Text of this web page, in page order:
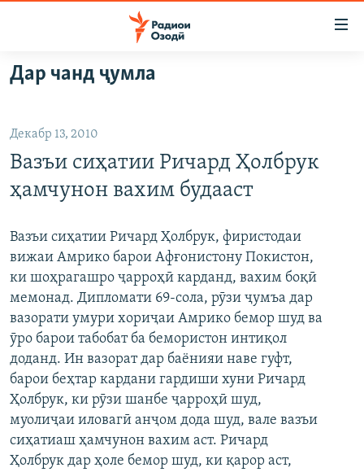
Ҷаҳиш
ба
аслӣ
Ҷаҳиш
ба
феҳристи
Ҷаҳиш
ГӮШАҲО
ҚАЗИЯИ "КРОКУС"
ОСИЁИ МАРКАЗӢ
ФАРҲАНГ
МЕҲМОНИ ОЗОДӢ
ВАРЗИШ
РӮЗГОРИ МУҲОҶИР
САЛОМ, ХОҲАР
ТАҲҚИҚОТ
ҶАНГ ДАР УКРАИНА
НАЗАРИ МАРДУМ
БЛОГИСТОН
ОЗОДӢ ОНЛАЙН
ЧАНДРАСОНАӢ
ВИДЕО
НИГОРИСТОН
ГУЗОРИШҲОИ РАДИОӢ
РӮЙХАТҲО
КИТОБҲОИ ОЗОДӢ
Русский
ПАЙГИРӢ КУНЕД
Дар чанд ҷумла
Декабр 13, 2010
Вазъи сиҳатии Ричард Ҳолбрук
ҳамчунон вахим будааст
Вазъи сиҳатии Ричард Ҳолбрук, фиристодаи
вижаи Амрико барои Афғонистону Покистон,
ки шоҳрагашро ҷарроҳӣ карданд, вахим боқӣ
мемонад. Дипломати 69-сола, рӯзи ҷумъа дар
вазорати умури хориҷаи Амрико бемор шуд ва
ӯро барои табобат ба бемористон интиқол
доданд. Ин вазорат дар баёнияи наве гуфт,
барои беҳтар кардани гардиши хуни Ричард
Ҳолбрук, ки рӯзи шанбе ҷарроҳӣ шуд,
муолиҷаи иловагӣ анҷом дода шуд, вале вазъи
сиҳатиаш ҳамчунон вахим аст. Ричард
Ҳолбрук дар ҳоле бемор шуд, ки қарор аст,